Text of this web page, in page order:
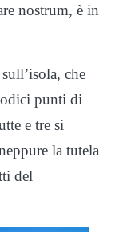
nostrum, è in
che
punti di
e tre si
la tutela
del